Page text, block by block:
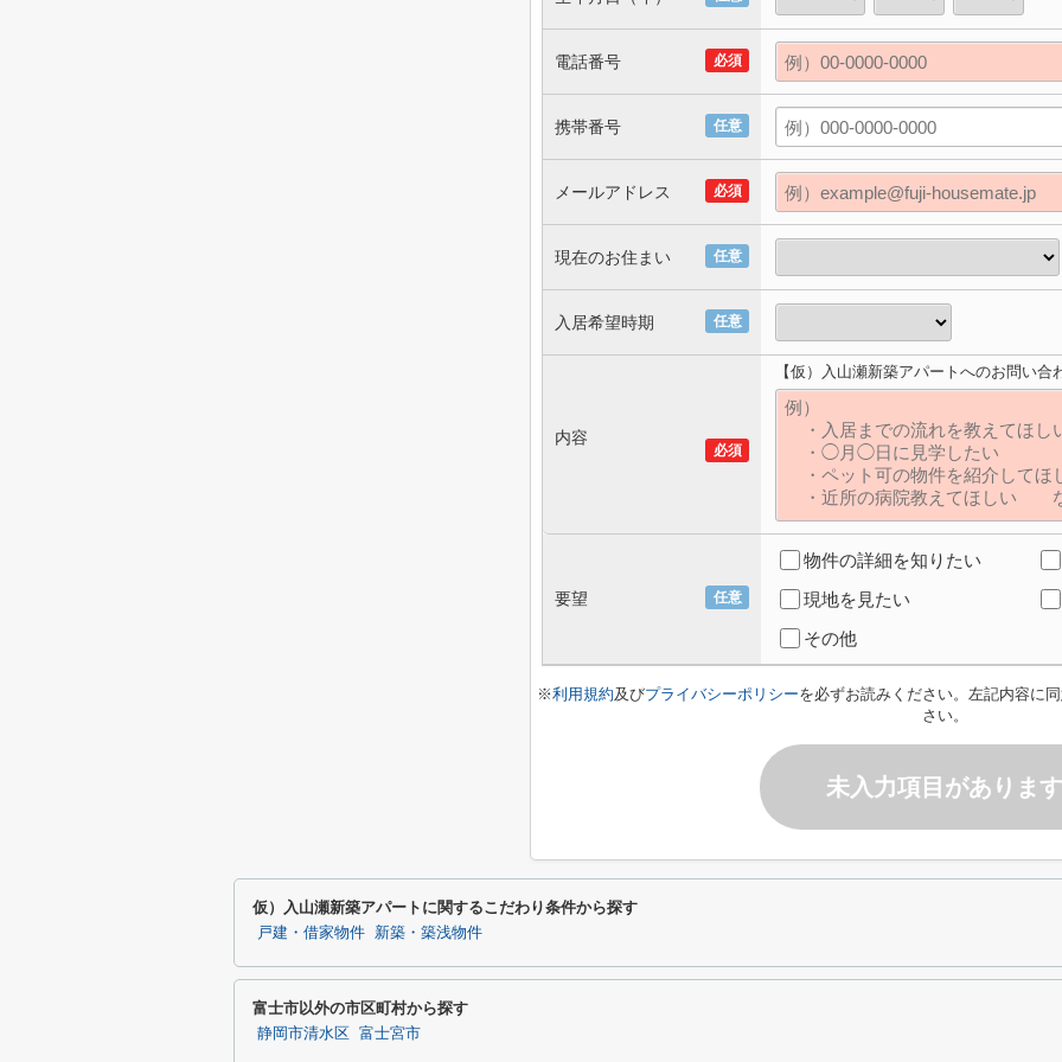
必須
電話番号
任意
携帯番号
必須
メールアドレス
任意
現在のお住まい
任意
入居希望時期
必須
内容
【仮）入山瀬新築アパートへのお問い合
任意
要望
物件の詳細を知りたい
現地を見たい
その他
※利用規約及びプライバシーポリシーを必ずお読みください。左記内容に
さい。
未入力項目があります
仮）入山瀬新築アパートに関するこだわり条件から探す
戸建・借家物件 新築・築浅物件
富士市以外の市区町村から探す
静岡市清水区 富士宮市